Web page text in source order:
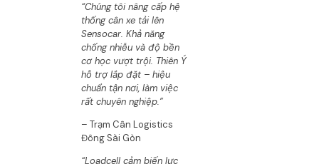
“Chúng tôi nâng cấp hệ
thống cân xe tải lên
Sensocar. Khả năng
chống nhiễu và độ bền
cơ học vượt trội. Thiên Ý
hỗ trợ lắp đặt – hiệu
chuẩn tận nơi, làm việc
rất chuyên nghiệp.”
– Trạm Cân Logistics
Đông Sài Gòn
“Loadcell cảm biến lực